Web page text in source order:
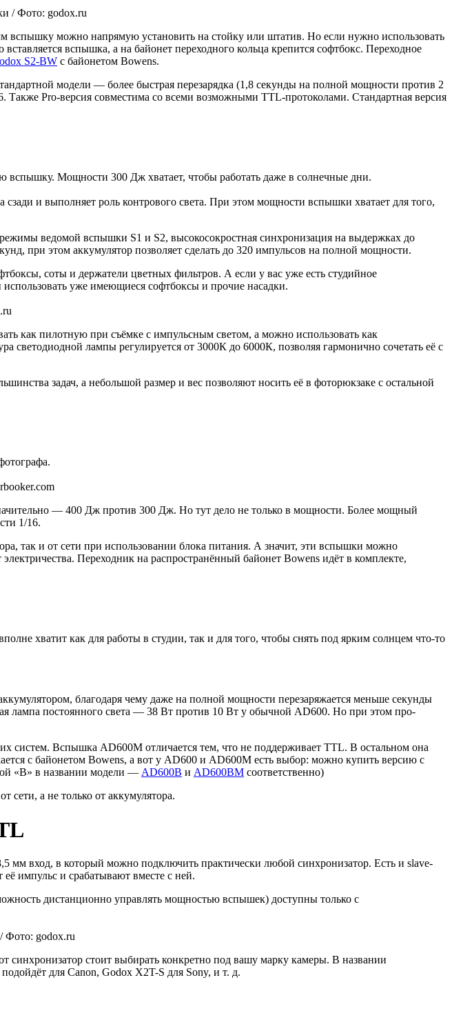
/ Фото: godox.ru
вспышку можно напрямую установить на стойку или штатив. Но если нужно использовать
вспышка, а на байонет переходного кольца крепится софтбокс. Переходное
S2-BW с байонетом Bowens.
модели — более быстрая перезарядка (1,8 секунды на полной мощности против 2
Pro-версия совместима со всеми возможными TTL-протоколами. Стандартная версия
вспышку. Мощности 300 Дж хватает, чтобы работать даже в солнечные дни.
и выполняет роль контрового света. При этом мощности вспышки хватает для того,
ведомой вспышки S1 и S2, высокосокростная синхронизация на выдержках до
при этом аккумулятор позволяет сделать до 320 импульсов на полной мощности.
соты и держатели цветных фильтров. А если у вас уже есть студийное
уже имеющиеся софтбоксы и прочие насадки.
как пилотную при съёмке с импульсным светом, а можно использовать как
светодиодной лампы регулируется от 3000К до 6000К, позволяя гармонично сочетать её с
задач, а небольшой размер и вес позволяют носить её в фоторюкзаке с остальной
— 400 Дж против 300 Дж. Но тут дело не только в мощности. Более мощный
1/16.
так и от сети при использовании блока питания. А значит, эти вспышки можно
Переходник на распространённый байонет Bowens идёт в комплекте,
хватит как для работы в студии, так и для того, чтобы снять под ярким солнцем что-то
благодаря чему даже на полной мощности перезаряжается меньше секунды
лампа постоянного света — 38 Вт против 10 Вт у обычной AD600. Но при этом про-
Вспышка AD600M отличается тем, что не поддерживает TTL. В остальном она
с байонетом Bowens, а вот у AD600 и AD600M есть выбор: можно купить версию с
«B» в названии модели — AD600B и AD600BM соответственно)
сети, а не только от аккумулятора.
вход, в который можно подключить практически любой синхронизатор. Есть и slave-
импульс и срабатывают вместе с ней.
дистанционно управлять мощностью вспышек) доступны только с
Фото: godox.ru
стоит выбирать конкретно под вашу марку камеры. В названии
для Canon, Godox X2T-S для Sony, и т. д.